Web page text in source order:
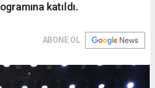
katıldı.
ABONE OL